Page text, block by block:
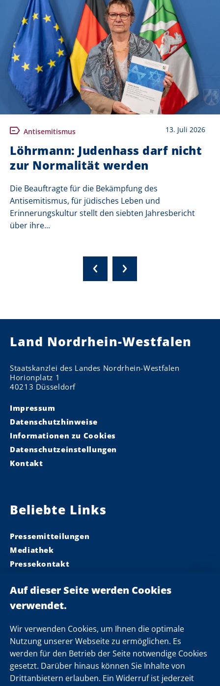
Wir verwenden Cookies, um Ihnen die optimale
Nutzung unserer Webseite zu ermöglichen. Es
werden für den Betrieb der Seite notwendige Cookies
gesetzt. Darüber hinaus können Sie Inhalte von
Drittanbietern erlauben. Ein Widerruf ist jederzeit
Antisemitismus 13. Juli 2026
Löhrmann: Judenhass darf nicht
zur Normalität werden
Die Beauftragte für die Bekämpfung des
Antisemitismus, für jüdisches Leben und
Erinnerungskultur stellt den siebten Jahresbericht
über ihre...
Land Nordrhein-Westfalen
Staatskanzlei des Landes Nordrhein-Westfalen
Horionplatz 1
40213 Düsseldorf
Impressum
Datenschutzhinweise
Informationen zu Cookies
Datenschutzeinstellungen
Kontakt
Beliebte Links
Pressemitteilungen
Mediathek
Pressekontakt
Landeskabinett
Einsamkeit
Folgen Sie uns